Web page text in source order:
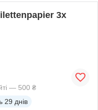
3х
— 500 ₴
29 днів